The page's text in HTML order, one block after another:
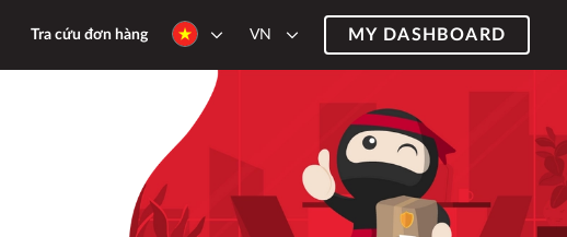
Tra cứu đơn hàng VN MY DASHBOARD